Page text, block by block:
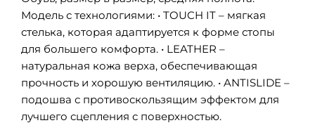
Модель с технологиями: • TOUCH IT – мягкая
стелька, которая адаптируется к форме стопы
для большего комфорта. • LEATHER –
натуральная кожа верха, обеспечивающая
прочность и хорошую вентиляцию. • ANTISLIDE –
подошва с противоскользящим эффектом для
лучшего сцепления с поверхностью.